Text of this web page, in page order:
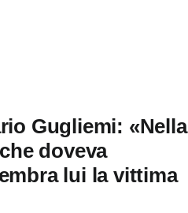
Gugliemi: «Nella
doveva
lui la vittima